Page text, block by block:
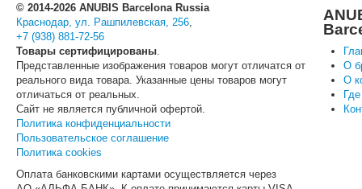
© 2014-2026 ANUBIS Barcelona Russia
Краснодар, ул. Рашпилевская, 256
+7 (938) 881-72-56
Товары сертифицированы
Представленные изображения товаров могут отличатся от
реального вида товара. Указанные цены товаров могут
отличаться от реальных.
Сайт не является публичной офертой.
Политика конфиденциальности
Пользовательское соглашение
Политика cookies
Оплата банковскими картами осуществляется через
О
О